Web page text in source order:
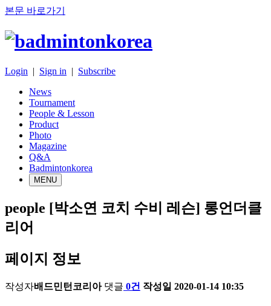
본문 바로가기
Login | Sign in | Subscribe
News
Tournament
People & Lesson
Product
Photo
Magazine
Q&A
Badmintonkorea
MENU
people [박소연 코치 수비 레슨] 롱언더클
리어
페이지 정보
작성자배드민턴코리아 댓글 0건 작성일 2020-01-14 10:35